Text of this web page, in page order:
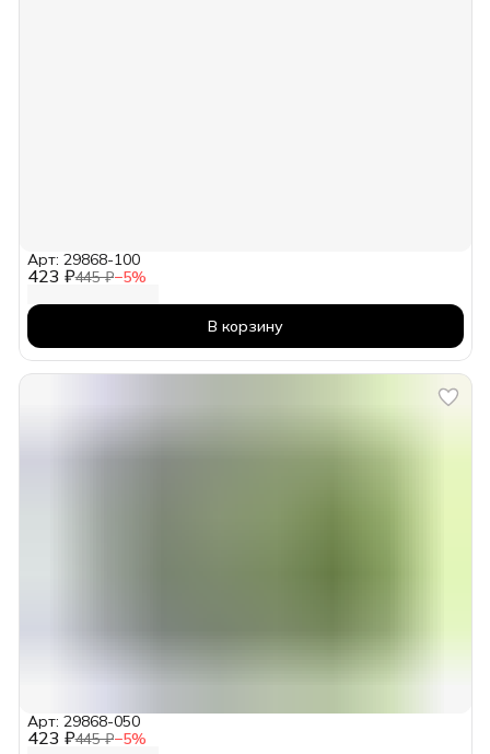
423 ₽445 ₽−5%
Арт: 29868-100
В корзину
423 ₽445 ₽−5%
Арт: 29868-050